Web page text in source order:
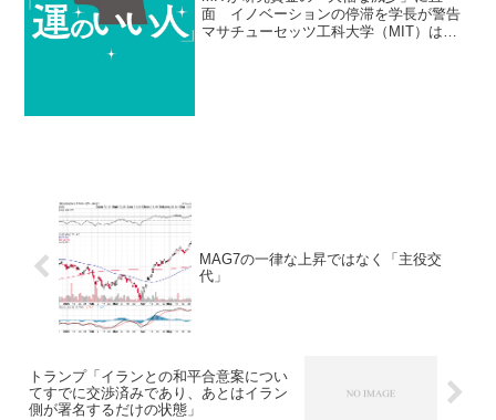
面 イノベーションの停滞を学長が警告
マサチューセッツ工科大学（MIT）は、
MAG7の一律な上昇ではなく「主役交
代」
トランプ「イランとの和平合意案につい
てすでに交渉済みであり、あとはイラン
側が署名するだけの状態」